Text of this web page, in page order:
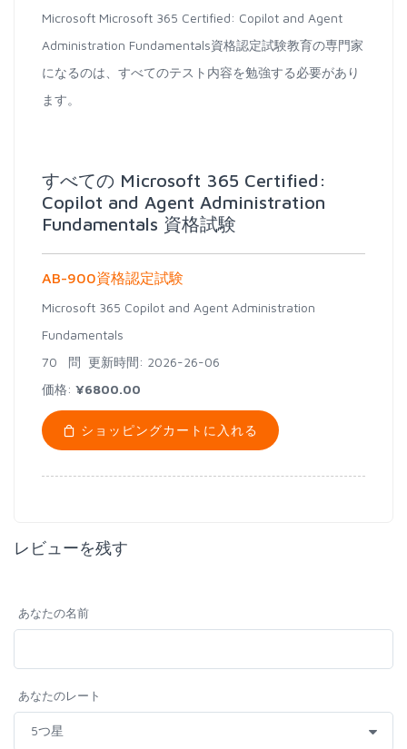
Microsoft Microsoft 365 Certified: Copilot and Agent
Administration Fundamentals資格認定試験教育の専門家
になるのは、すべてのテスト内容を勉強する必要があり
ます。
すべての Microsoft 365 Certified:
Copilot and Agent Administration
Fundamentals 資格試験
AB-900資格認定試験
Microsoft 365 Copilot and Agent Administration
Fundamentals
70 問 更新時間: 2026-26-06
価格: ¥6800.00
ショッピングカートに入れる
レビューを残す
あなたの名前
あなたのレート